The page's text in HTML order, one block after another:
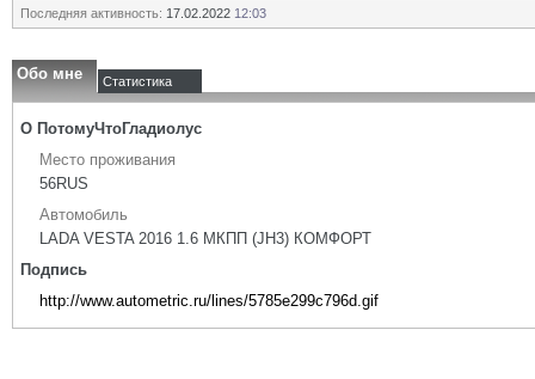
Последняя активность: 17.02.2022 12:03
Обо мне Статистика
О ПотомуЧтоГладиолус
Место проживания
56RUS
Автомобиль
LADA VESTA 2016 1.6 МКПП (JH3) КОМФОРТ
Подпись
http://www.autometric.ru/lines/5785e299c796d.gif